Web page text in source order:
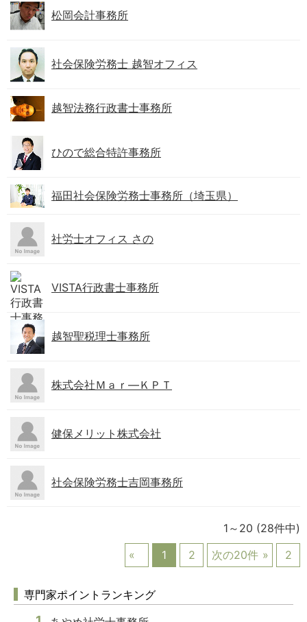
松岡会計事務所
社会保険労務士 越智オフィス
越智法務行政書士事務所
ひので総合特許事務所
福田社会保険労務士事務所（埼玉県）
社労士オフィス さの
VISTA行政書士事務所
越智聖税理士事務所
株式会社Ｍａｒ―ＫＰＴ
健保メリット株式会社
社会保険労務士吉岡事務所
1～20 (28件中)
1
2 次の20件 2
専門家ポイントランキング